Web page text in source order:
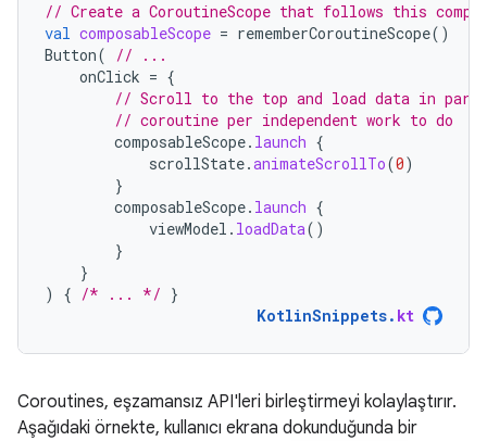
// Create a CoroutineScope that follows this
val composableScope = rememberCoroutineScope()
Button(
// ...
onClick = {
// Scroll to the top and load data in
// coroutine per independent work to do
composableScope. launch {
scrollState.animateScrollTo(0)
}
composableScope. launch {
viewModel . loadData()
}
}
)
{ /* ... */ }
KotlinSnippets. kt
Coroutines, eşzamansız API'leri birleştirmeyi kolaylaştırır.
Aşağıdaki örnekte, kullanıcı ekrana dokunduğunda bir